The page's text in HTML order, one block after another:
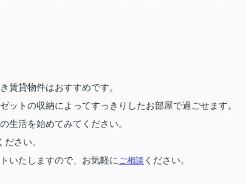
賃貸物件はおすすめです。
トの収納によってすっきりしたお部屋で過ごせます。
生活を始めてみてください。
ださい。
いたしますので、お気軽に ご相談 ください。